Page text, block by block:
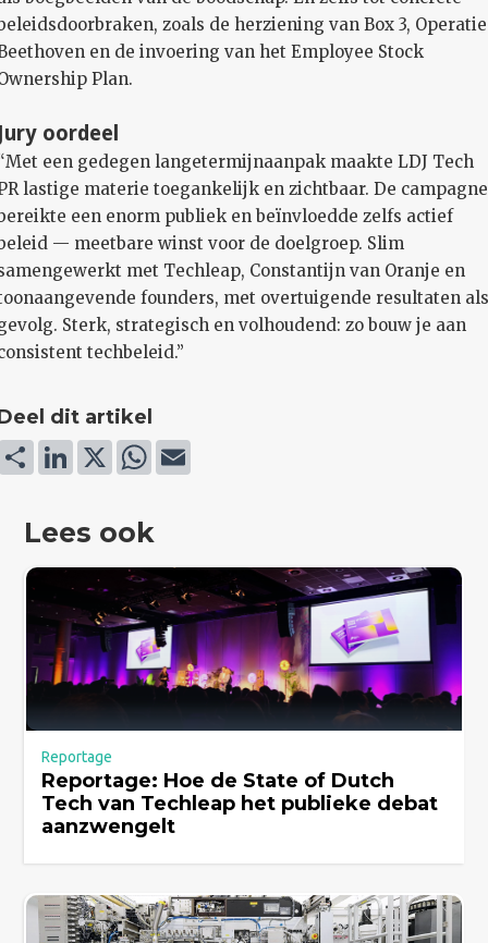
zoals de herziening van Box 3, Operatie
en de invoering van het Employee Stock
Plan.
oordeel
een gedegen langetermijnaanpak maakte LDJ Tech
lastige materie toegankelijk en zichtbaar. De campagne
een enorm publiek en beïnvloedde zelfs actief
— meetbare winst voor de doelgroep. Slim
met Techleap, Constantijn van Oranje en
founders, met overtuigende resultaten
Sterk, strategisch en volhoudend: zo bouw je aan
techbeleid.”
dit artikel
Deel LinkedIn
X WhatsApp
Lees ook
Reportage
Reportage: Hoe de State of Dutch
Tech van Techleap het publieke debat
aanzwengelt